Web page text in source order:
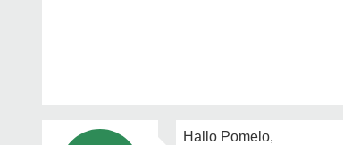
Hallo Pomelo,